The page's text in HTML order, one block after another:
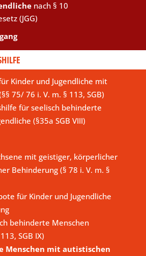
nach § 10
(JGG)
Kinder und Jugendliche mit
75/ 76 i. V. m. § 113, SGB)
für seelisch behinderte
(§35a SGB VIII)
mit geistiger, körperlicher
Behinderung (§ 78 i. V. m. §
für Kinder und Jugendliche
behinderte Menschen
SGB IX)
Menschen mit autistischen